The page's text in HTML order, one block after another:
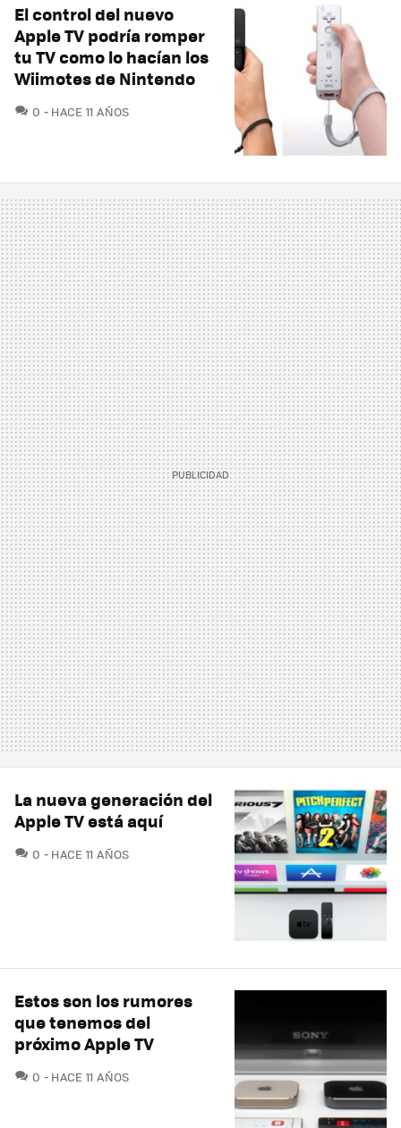
El control del nuevo
Apple TV podría romper
tu TV como lo hacían los
Wiimotes de Nintendo
0 COMENTARIOS
HACE 11 AÑOS
La nueva generación del
Apple TV está aquí
0 COMENTARIOS
HACE 11 AÑOS
Estos son los rumores
que tenemos del
próximo Apple TV
0 COMENTARIOS
HACE 11 AÑOS